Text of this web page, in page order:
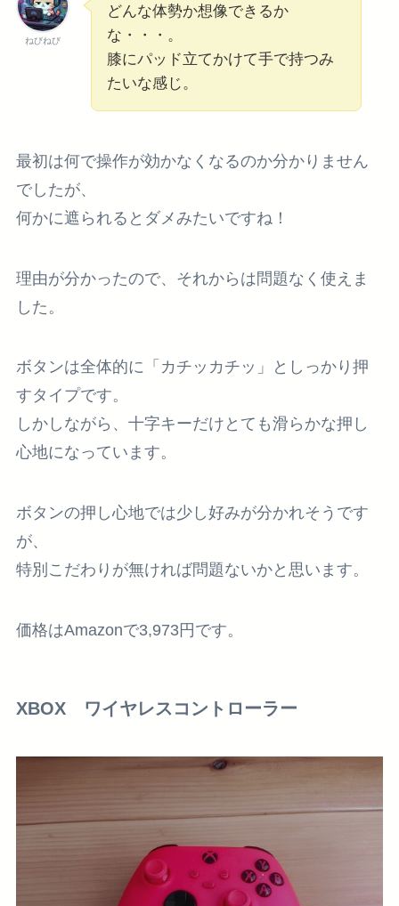
ねびねび
どんな体勢か想像できるか
な・・・。
膝にパッド立てかけて手で持つみ
たいな感じ。
最初は何で操作が効かなくなるのか分かりません
でしたが、
何かに遮られるとダメみたいですね！
理由が分かったので、それからは問題なく使えま
した。
ボタンは全体的に 「カチッカチッ」としっかり押
すタイプです。
しかしながら、 十字キーだけとても滑らかな押し
心地になっています。
ボタンの押し心地では少し好みが分かれそうです
が、
特別こだわりが無ければ問題ないかと思います。
価格はAmazonで3,973円です。
XBOX ワイヤレスコントローラー